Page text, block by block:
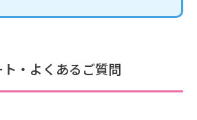
・よくあるご質問